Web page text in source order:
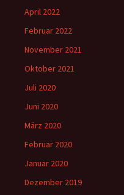
April 2022
Februar 2022
November 2021
Oktober 2021
Juli 2020
Juni 2020
März 2020
Februar 2020
Januar 2020
Dezember 2019